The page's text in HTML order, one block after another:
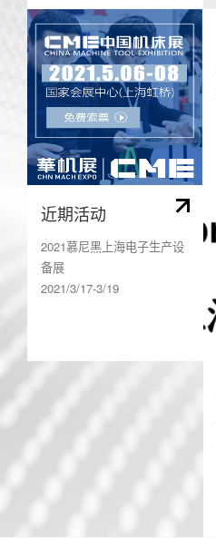
近期活动
2021慕尼黑上海电子生产设
备展
2021/3/17-3/19